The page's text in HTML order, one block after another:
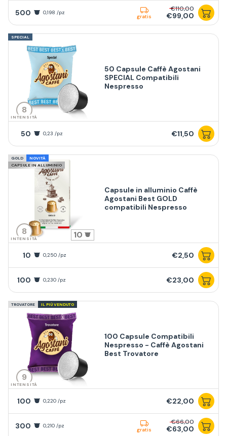
500 0,198 /pz
gratis
€110,00
€99,00
SPECIAL
8
INTENSITÀ
50 Capsule Caffè Agostani
SPECIAL Compatibili
Nespresso
50 0,23 /pz €11,50
GOLD
NOVITÀ
CAPSULE IN ALLUMINIO
8
INTENSITÀ 10
Capsule in alluminio Caffè
Agostani Best GOLD
compatibili Nespresso
10 0,250 /pz €2,50
100 0,230 /pz €23,00
TROVATORE IL PIÙ VENDUTO
9
INTENSITÀ
100 Capsule Compatibili
Nespresso - Caffè Agostani
Best Trovatore
100 0,220 /pz €22,00
300 0,210 /pz
gratis
€66,00
€63,00